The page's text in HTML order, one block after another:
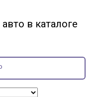
в каталоге